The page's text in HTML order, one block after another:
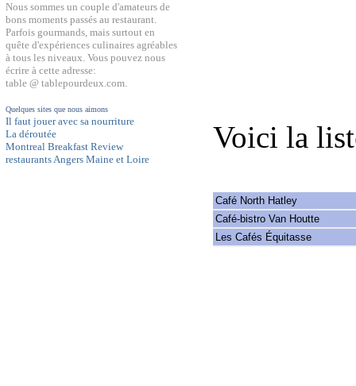
Nous sommes un couple d'amateurs de
bons moments passés au restaurant.
Parfois gourmands, mais surtout en
quête d'expériences culinaires agréables
à tous les niveaux. Vous pouvez nous
écrire à cette adresse:
table @ tablepourdeux.com.
Quelques sites que nous aimons
Il faut jouer avec sa nourriture
La déroutée
Montreal Breakfast Review
restaurants Angers Maine et Loire
Voici la
Café North Hatley
Café-bistro Van Houtte
Les Cafés Équitasse